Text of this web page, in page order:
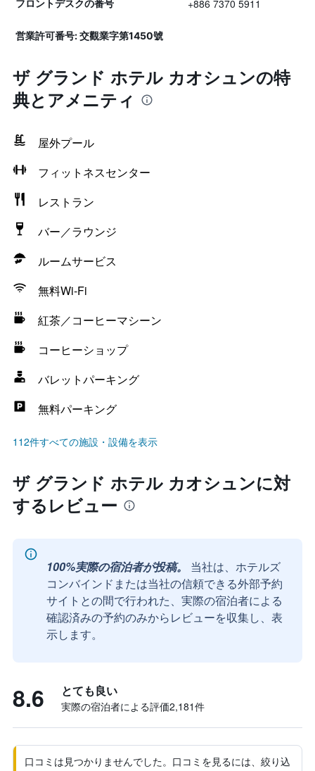
フロントデスクの番号 +886 7370 5911
営業許可番号: 交觀業字第1450號
ザ グランド ホテル カオシュンの特
典とアメニティ
屋外プール
フィットネスセンター
レストラン
バー／ラウンジ
ルームサービス
無料Wi-Fi
紅茶／コーヒーマシーン
コーヒーショップ
バレットパーキング
無料パーキング
112件すべての施設・設備を表示
ザ グランド ホテル カオシュンに対
するレビュー
100%実際の宿泊者が投稿。
当社は、ホテルズ
コンバインドまたは当社の信頼できる外部予約
サイトとの間で行われた、実際の宿泊者による
確認済みの予約のみからレビューを収集し、表
示します。
8.6 とても良い
実際の宿泊者による評価2,181​件
口コミは見つかりませんでした。口コミを見るには、絞り込